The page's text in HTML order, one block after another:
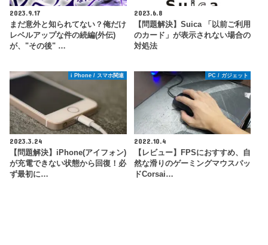
2023.9.17
まだ意外と知られてない？俺だけ
レベルアップな件の続編(外伝)
が、"その後" …
2023.6.8
【問題解決】Suica 「以前ご利用
のカード」が表示されない場合の
対処法
i Phone / スマホ関連
2023.3.24
【問題解決】iPhone(アイフォン)
が充電できない状態から回復！必
ず最初に…
PC / ガジェット
2022.10.4
【レビュー】FPSにおすすめ、自
然な滑りのゲーミングマウスパッ
ドCorsai…